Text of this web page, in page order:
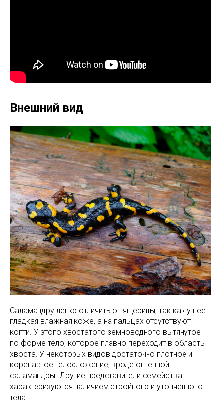
Внешний вид
Саламандру легко отличить от ящерицы, так как у нее
гладкая влажная коже, а на пальцах отсутствуют
когти. У этого хвостатого земноводного вытянутое
по форме тело, которое плавно переходит в область
хвоста. У некоторых видов достаточно плотное и
коренастое телосложение, вроде огненной
саламандры. Другие представители семейства
характеризуются наличием стройного и утонченного
тела.